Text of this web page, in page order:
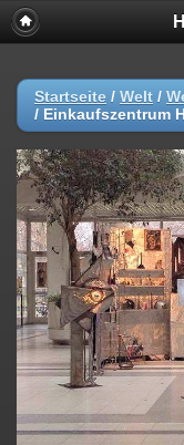
Startseite / Welt /
/ Einkaufszentrum